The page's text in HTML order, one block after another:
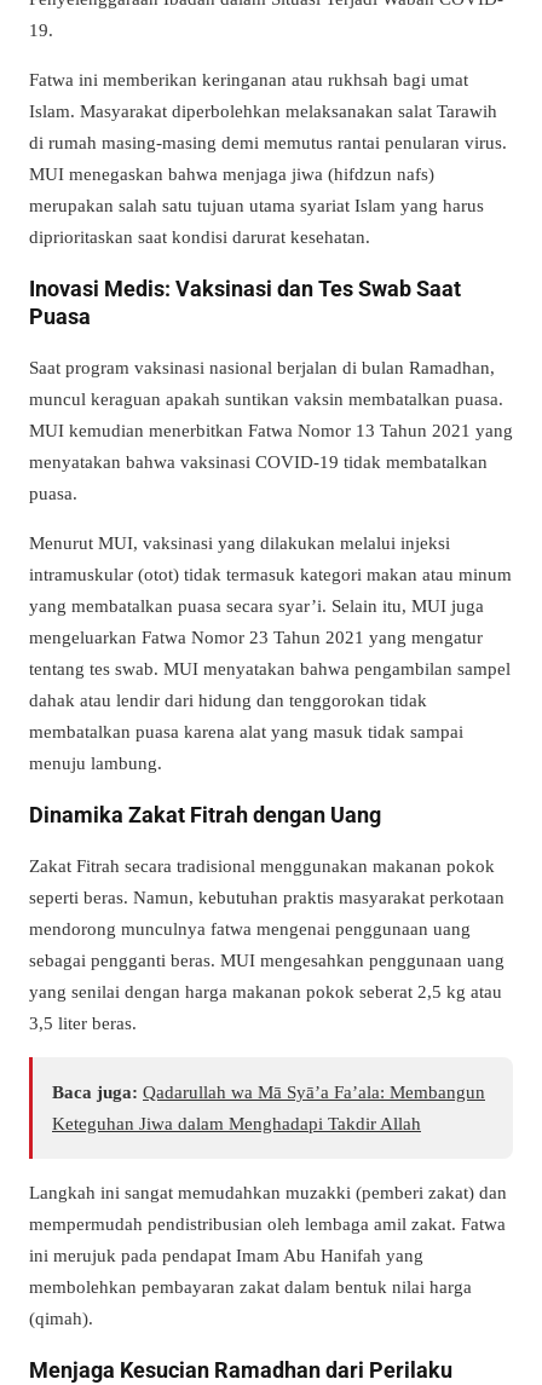
19.
Fatwa ini memberikan keringanan atau rukhsah bagi umat
Islam. Masyarakat diperbolehkan melaksanakan salat Tarawih
di rumah masing-masing demi memutus rantai penularan virus.
MUI menegaskan bahwa menjaga jiwa (hifdzun nafs)
merupakan salah satu tujuan utama syariat Islam yang harus
diprioritaskan saat kondisi darurat kesehatan.
Inovasi Medis: Vaksinasi dan Tes Swab Saat
Puasa
Saat program vaksinasi nasional berjalan di bulan Ramadhan,
muncul keraguan apakah suntikan vaksin membatalkan puasa.
MUI kemudian menerbitkan Fatwa Nomor 13 Tahun 2021 yang
menyatakan bahwa vaksinasi COVID-19 tidak membatalkan
puasa.
Menurut MUI, vaksinasi yang dilakukan melalui injeksi
intramuskular (otot) tidak termasuk kategori makan atau minum
yang membatalkan puasa secara syar’i. Selain itu, MUI juga
mengeluarkan Fatwa Nomor 23 Tahun 2021 yang mengatur
tentang tes swab. MUI menyatakan bahwa pengambilan sampel
dahak atau lendir dari hidung dan tenggorokan tidak
membatalkan puasa karena alat yang masuk tidak sampai
menuju lambung.
Dinamika Zakat Fitrah dengan Uang
Zakat Fitrah secara tradisional menggunakan makanan pokok
seperti beras. Namun, kebutuhan praktis masyarakat perkotaan
mendorong munculnya fatwa mengenai penggunaan uang
sebagai pengganti beras. MUI mengesahkan penggunaan uang
yang senilai dengan harga makanan pokok seberat 2,5 kg atau
3,5 liter beras.
Baca juga: Qadarullah wa Mā Syā’a Fa’ala: Membangun
Keteguhan Jiwa dalam Menghadapi Takdir Allah
Langkah ini sangat memudahkan muzakki (pemberi zakat) dan
mempermudah pendistribusian oleh lembaga amil zakat. Fatwa
ini merujuk pada pendapat Imam Abu Hanifah yang
membolehkan pembayaran zakat dalam bentuk nilai harga
(qimah).
Menjaga Kesucian Ramadhan dari Perilaku